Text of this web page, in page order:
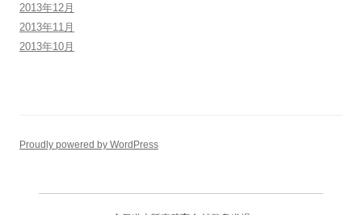
2013年12月
2013年11月
2013年10月
Proudly powered by WordPress